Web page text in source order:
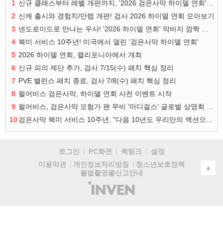
1
2 신캐 출시와 경험치/만렙 개편! 검사 2026 하이델 연회 모아보기
3
4 북미 서비스 10주년! 미국에서 열린 '검은사막 하이델 연회'
5 2026 하이델 연회, 캘리포니아에서 개최
6 신규 피의 제단 추가, 검사 7/15(수) 패치 핵심 정리
7 PVE 밸런스 패치 종료, 검사 7/8(수) 패치 핵심 정리
8 펄어비스 검은사막, 하이델 연회 사전 이벤트 시작
9
10
로그인 PC화면 퀵링크
설정
이용약관
개인정보처리방침
청소년보호정책
불법촬영물신고안내
(주)
인
▲